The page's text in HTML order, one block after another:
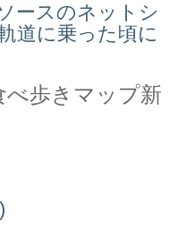
ースのネットシ
道に乗った頃に
べ歩きマップ新